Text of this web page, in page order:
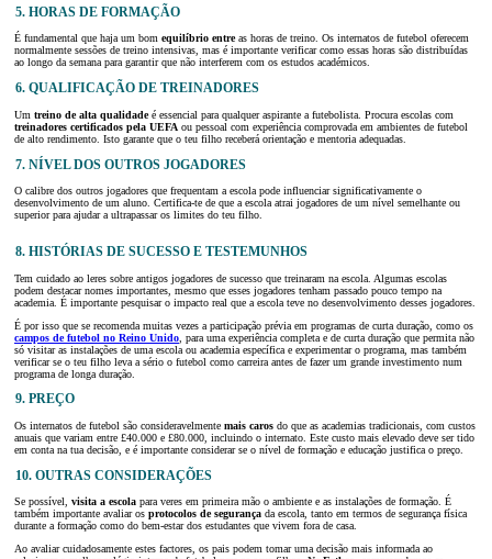
5. HORAS DE FORMAÇÃO
É fundamental que haja um bom equilíbrio entreas horas de treino. Os internatos de futebol oferecem
normalmente sessões de treino intensivas, mas é importante verificar como essas horas são distribuídas
ao longo da semana para garantir que não interferem com os estudos académicos.
6. QUALIFICAÇÃO DE TREINADORES
Um treino de alta qualidadeé essencial para qualquer aspirante a futebolista. Procura escolas com
treinadores certificados pela UEFA ou pessoal com experiência comprovada em ambientes de futebol
de alto rendimento. Isto garante que o teu filho receberá orientação e mentoria adequadas.
7. NÍVEL DOS OUTROS JOGADORES
O calibre dos outros jogadores que frequentam a escola pode influenciar significativamente o
desenvolvimento de um aluno. Certifica-te de que a escola atrai jogadores de um nível semelhante ou
superior para ajudar a ultrapassar os limites do teu filho.
8. HISTÓRIAS DE SUCESSO E TESTEMUNHOS
Tem cuidado ao leres sobre antigos jogadores de sucesso que treinaram na escola. Algumas escolas
podem destacar nomes importantes, mesmo que esses jogadores tenham passado pouco tempo na
academia. É importante pesquisar o impacto real que a escola teve no desenvolvimento desses jogadores.
É por isso que se recomenda muitas vezes a participação prévia em programas de curta duração, como os
campos de futebol no Reino Unido , para uma experiência completa e de curta duração que permita não
só visitar as instalações de uma escola ou academia específica e experimentar o programa, mas também
verificar se o teu filho leva a sério o futebol como carreira antes de fazer um grande investimento num
programa de longa duração.
9. PREÇO
Os internatos de futebol são consideravelmente mais caros do que as academias tradicionais, com custos
anuais que variam entre £40.000 e £80.000, incluindo o internato. Este custo mais elevado deve ser tido
em conta na tua decisão, e é importante considerar se o nível de formação e educação justifica o preço.
10. OUTRAS CONSIDERAÇÕES
Se possível, visita a escola para veres em primeira mão o ambiente e as instalações de formação. É
também importante avaliar os protocolos de segurança da escola, tanto em termos de segurança física
durante a formação como do bem-estar dos estudantes que vivem fora de casa.
Ao avaliar cuidadosamente estes factores, os pais podem tomar uma decisão mais informada ao